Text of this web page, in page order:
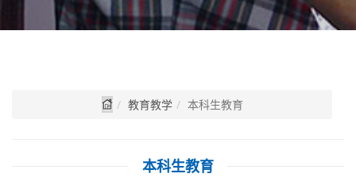
教育教学 本科生教育
本科生教育